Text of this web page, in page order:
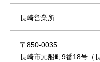
長崎営業所
〒850-0035
長崎市元船町9番18号（